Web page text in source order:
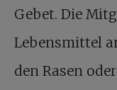
Gebet. Die
Lebensmittel
den Rasen